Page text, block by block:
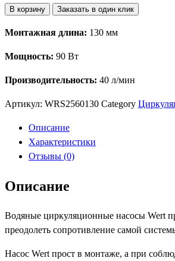
В корзину Заказать в один клик
Монтажная длина: 130 мм
Мощность: 90 Вт
Производительность: 40 л/мин
Артикул: WRS2560130 Category
Описание
Характеристики
Отзывы (0)
Описание
Водяные циркуляционные насосы Wert
преодолеть сопротивление самой
Насос Wert прост в монтаже, а при